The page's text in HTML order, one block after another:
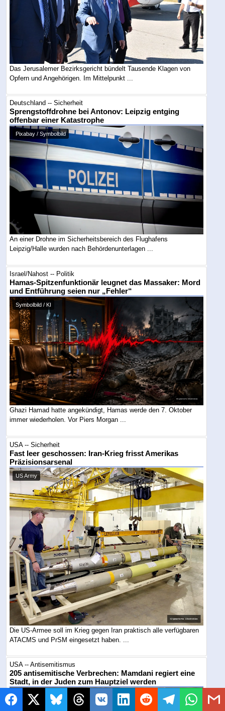
Das Jerusalemer Bezirksgericht bündelt Tausende Klagen von
Opfern und Angehörigen. Im Mittelpunkt ...
Deutschland -- Sicherheit
Sprengstoffdrohne bei Antonov: Leipzig entging
offenbar einer Katastrophe
Pixabay / Symbolbild
An einer Drohne im Sicherheitsbereich des Flughafens
Leipzig/Halle wurden nach Behördenunterlagen ...
Israel/Nahost -- Politik
Hamas-Spitzenfunktionär leugnet das Massaker: Mord
und Entführung seien nur „Fehler“
Symbolbild / KI
Ghazi Hamad hatte angekündigt, Hamas werde den 7. Oktober
immer wiederholen. Vor Piers Morgan ...
USA -- Sicherheit
Fast leer geschossen: Iran-Krieg frisst Amerikas
Präzisionsarsenal
US Army
Die US-Armee soll im Krieg gegen Iran praktisch alle verfügbaren
ATACMS und PrSM eingesetzt haben. ...
USA -- Antisemitismus
205 antisemitische Verbrechen: Mamdani regiert eine
Stadt, in der Juden zum Hauptziel werden
NYC Mayor's Office